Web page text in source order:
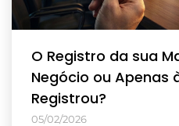
O Registro da sua
Negócio ou Apenas
Registrou?
05/02/2026